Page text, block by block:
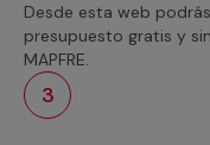
Desde esta web
presupuesto gratis y
MAPFRE.
3